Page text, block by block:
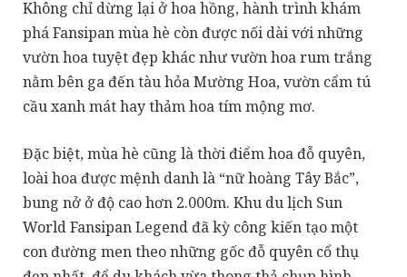
Không chỉ dừng lại ở hoa hồng, hành trình khám
phá Fansipan mùa hè còn được nối dài với những
vườn hoa tuyệt đẹp khác như vườn hoa rum trắng
nằm bên ga đến tàu hỏa Mường Hoa, vườn cẩm tú
cầu xanh mát hay thảm hoa tím mộng mơ.
Đặc biệt, mùa hè cũng là thời điểm hoa đỗ quyên,
loài hoa được mệnh danh là “nữ hoàng Tây Bắc”,
bung nở ở độ cao hơn 2.000m. Khu du lịch Sun
World Fansipan Legend đã kỳ công kiến tạo một
con đường men theo những gốc đỗ quyên cổ thụ